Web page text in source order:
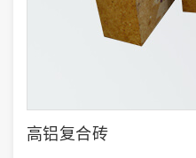
高铝复合砖